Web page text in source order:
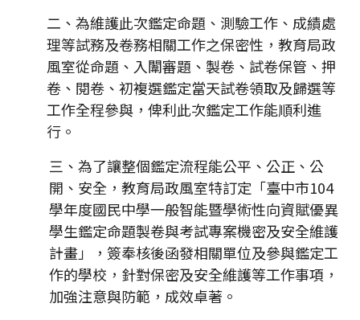
二、為維護此次鑑定命題、測驗工作、成績處
理等試務及卷務相關工作之保密性，教育局政
風室從命題、入闈審題、製卷、試卷保管、押
卷、閱卷、初複選鑑定當天試卷領取及歸選等
工作全程參與，俾利此次鑑定工作能順利進
行。
三、為了讓整個鑑定流程能公平、公正、公
開、安全，教育局政風室特訂定「臺中市104
學年度國民中學一般智能暨學術性向資賦優異
學生鑑定命題製卷與考試專案機密及安全維護
計畫」，簽奉核後函發相關單位及參與鑑定工
作的學校，針對保密及安全維護等工作事項，
加強注意與防範，成效卓著。